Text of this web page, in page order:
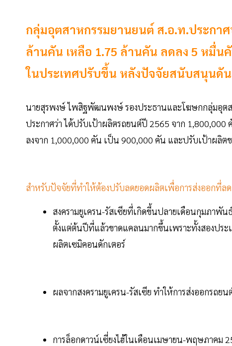
กลุ่มอุตสาหกรรมยานยนต์ ส.อ.ท.ประกา
ล้านคัน เหลือ 1.75 ล้านคัน ลดลง 5 หมื่
ในประเทศปรับขึ้น หลังปัจจัยสนับสนุนดั
นายสุรพงษ์ ไพสิฐพัฒนพงษ์ รองประธานและโฆษกกลุ่มอุต
ประกาศว่า ได้ปรับเป้าผลิตรถยนต์ปี 2565 จาก
ลงจาก 1,000,000 คัน เป็น 900,000 คัน และปรับเป้าผลิ
สำหรับปัจจัยที่ทำให้ต้องปรับลดยอดผลิตเพื่อการส่งออกที่ล
สงครามยูเครน-รัสเซียที่เกิดขี้นปลายเดือนกุมภาพั
ตั้งแต่ต้นปีที่แล้วขาดแคลนมากขึ้นเพราะทั้งสองปร
ผลิตเซมิคอนดักเตอร์
ผลจากสงครามยูเครน-รัสเซีย ทำให้การส่งออกรถ
การล็อกดาวน์เซี่ยงไฮ้ในเดือนเมษายน-พฤษภาคม